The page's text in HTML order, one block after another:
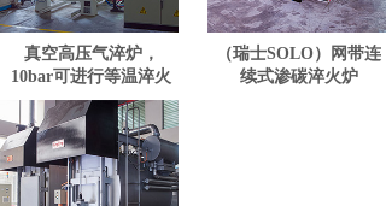
真空高压气淬炉，
10bar可进行等温淬火
（瑞士SOLO）网带连
续式渗碳淬火炉